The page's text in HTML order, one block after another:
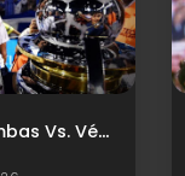
Vistieron ambas Vs. Vélez